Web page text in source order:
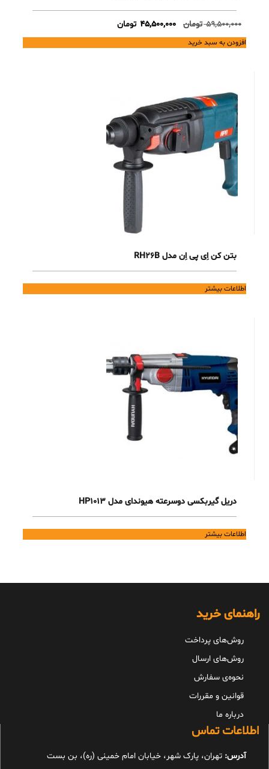
59,500,000 تومان
Original
price
was:
45,500,000 تومانCurrent
price
is:
افزودن به سبد خرید
بتن کن اِی پی اِن مدل RH26B
اطلاعات بیشتر
دریل گیربکسی دوسرعته هیوندای مدل HP1013
اطلاعات بیشتر
راهنمای خرید
روش‌های پرداخت
روش‌های ارسال
نحوه‌ی سفارش
قوانین و مقررات
درباره ما
اطلاعات تماس
آدرس: تهران، پارک شهر، خیابان امام خمینی (ره)، بن بست